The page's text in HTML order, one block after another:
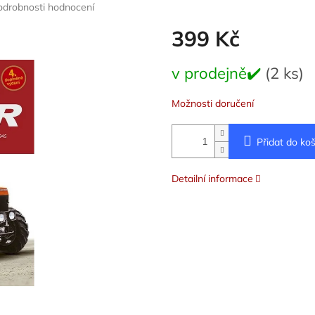
hodnocení
399 Kč
cena:
v prodejně✔️ (2 ks)
Možnosti doručení
Přidat do
Detailní informace